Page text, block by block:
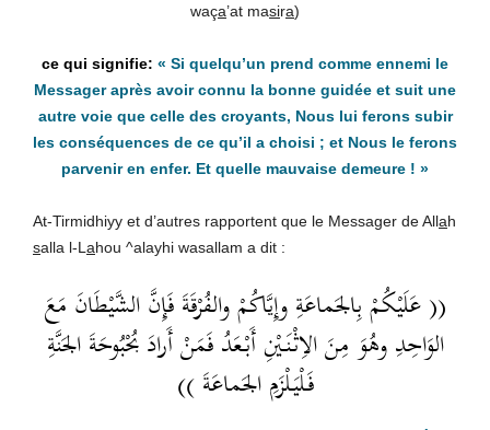
waça’at masira)
« Si quelqu’un prend comme ennemi le
Messager après avoir connu la bonne guidée et suit une
autre voie que celle des croyants, Nous lui ferons subir
les conséquences de ce qu’il a choisi ; et Nous le ferons
parvenir en enfer. Et quelle mauvaise demeure ! »
At-Tirmidhiyy et d’autres rapportent que le Messager de Allah
salla l-L ahou ^alayhi wasallam a dit :
(( عَلَيْكُمْ بِالجَماعَةِ وإِيَّاكُمْ والفُرْقَةَ فَإِنَّ الشَّيْطَانَ مَعَ
الوَاحِدِ وهُوَ مِنَ الاِثْنَيْنِ أَبْعَدُ فَمَنْ أَرادَ بُحْبُوحَةَ الجَنَّةِ
فَلْيَلْزَمِ الجَماعَةَ ))